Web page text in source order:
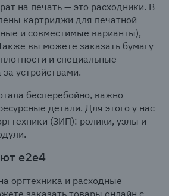
на печать — это расходники. В
картриджи для печатной
и совместимые варианты),
вы можете заказать бумагу
и специальные
устройствами.
бесперебойно, важно
детали. Для этого у нас
(ЗИП): ролики, узлы и
е2е4
оргтехника и расходные